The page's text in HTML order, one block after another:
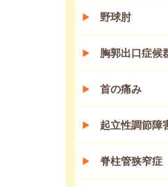
野球肘
胸郭出口症候
首の痛み
起立性調節障
脊柱管狭窄症